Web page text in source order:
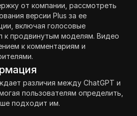
от компании, рассмотреть
версии Plus за ее
включая голосовые
к продвинутым моделям. Видео
к комментариям и
различия между ChatGPT и
пользователям определить,
подходит им.